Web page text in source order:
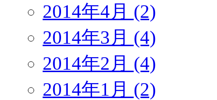
2014年4月 (2)
2014年3月 (4)
2014年2月 (4)
2014年1月 (2)